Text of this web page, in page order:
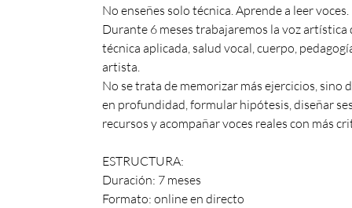
No enseñes solo técnica. Aprende a leer voces.
Durante 6 meses trabajaremos la voz
técnica aplicada, salud vocal, cuerpo,
artista.
No se trata de memorizar más ejercicios, sino
en profundidad, formular hipótesis, diseñar
recursos y acompañar voces reales con más
ESTRUCTURA:
Duración: 7 meses
Formato: online en directo